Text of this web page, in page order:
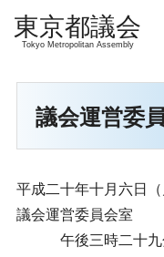
Tokyo Metropolitan Assembly
議会運営委
平成二十年十月六日（
議会運営委員会室
午後三時二十九